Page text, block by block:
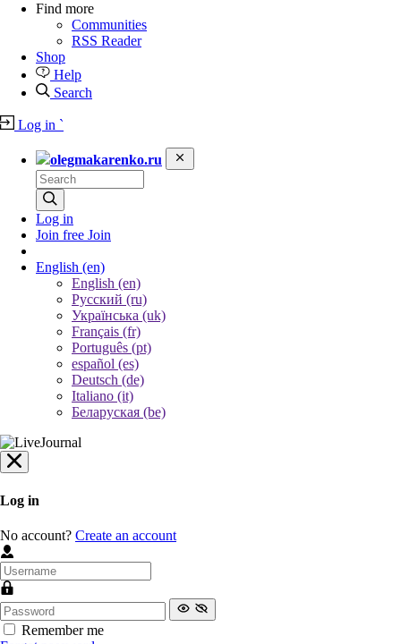
Find more
Communities
RSS Reader
Shop
Help
Search
Log in `
olegmakarenko.ru
Log in
Join free Join
English (en)
English (en)
Русский (ru)
Українська (uk)
Français (fr)
Português (pt)
español (es)
Deutsch (de)
Italiano (it)
Беларуская (be)
Log in
No account? Create an account
Remember me